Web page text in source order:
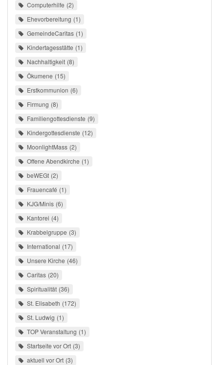
Computerhilfe 2
Ehevorbereitung 1
GemeindeCaritas 1
Kindertagesstätte 1
Nachhaltigkeit 8
Ökumene 15
Erstkommunion 6
Firmung 8
Familiengottesdienste 9
Kindergottesdienste 12
MoonlightMass 2
Offene Abendkirche 1
beWEGt 2
Frauencafé 1
KJG/Minis 6
Kantorei 4
Krabbelgruppe 3
International 17
Unsere Kirche 46
Caritas 20
Spiritualität 36
St. Elisabeth 172
St. Ludwig 1
TOP Veranstaltung 1
Startseite vor Ort 3
aktuell vor Ort 3